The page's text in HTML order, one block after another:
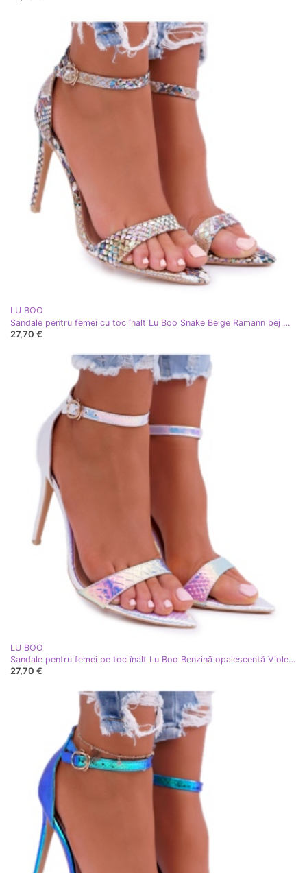
LU BOO
Sandale pentru femei cu toc înalt Lu Boo Snake Beige Ramann bej multicolor
27,70 €
LU BOO
Sandale pentru femei pe toc înalt Lu Boo Benzină opalescentă Violet Debbi multicolor
27,70 €